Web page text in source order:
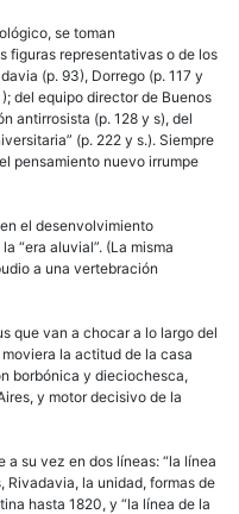
se toman
figuras representativas o de los
(p. 93), Dorrego (p. 117 y
del equipo director de Buenos
antirrosista (p. 128 y s), del
(p. 222 y s.). Siempre
pensamiento nuevo irrumpe
el desenvolvimiento
“era aluvial”. (La misma
a una vertebración
que van a chocar a lo largo del
la actitud de la casa
borbónica y dieciochesca,
y motor decisivo de la
a su vez en dos líneas: “la línea
Rivadavia, la unidad, formas de
hasta 1820, y “la línea de la